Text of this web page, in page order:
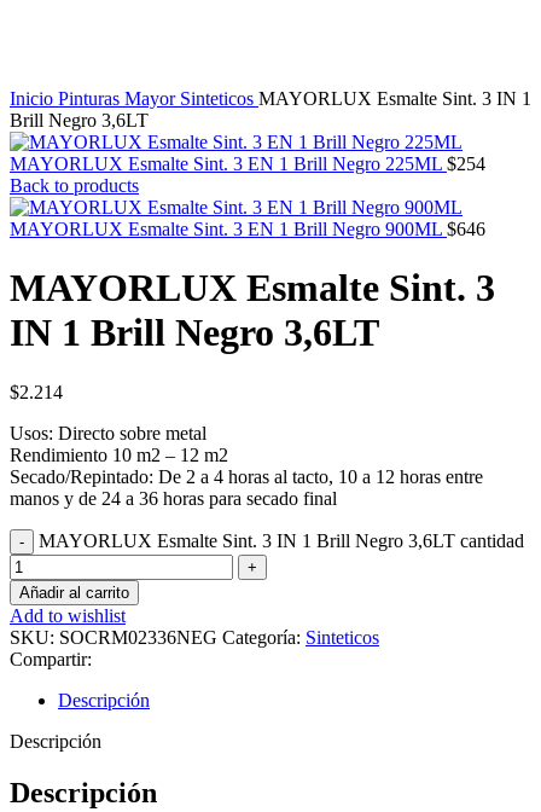
Inicio Pinturas Mayor Sinteticos MAYORLUX Esmalte Sint. 3 IN 1
Brill Negro 3,6LT
MAYORLUX Esmalte Sint. 3 EN 1 Brill Negro 225ML $254
Back to products
MAYORLUX Esmalte Sint. 3 EN 1 Brill Negro 900ML $646
MAYORLUX Esmalte Sint. 3
IN 1 Brill Negro 3,6LT
$2.214
Usos: Directo sobre metal
Rendimiento 10 m2 – 12 m2
Secado/Repintado: De 2 a 4 horas al tacto, 10 a 12 horas entre
manos y de 24 a 36 horas para secado final
MAYORLUX Esmalte Sint. 3 IN 1 Brill Negro 3,6LT cantidad
Añadir al carrito
Add to wishlist
SKU: SOCRM02336NEG Categoría: Sinteticos
Compartir:
Descripción
Descripción
Descripción